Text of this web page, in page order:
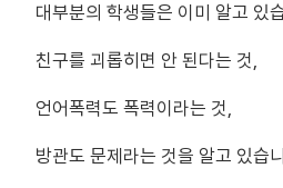
대부분의 학생들은 이미 알고 있
친구를 괴롭히면 안 된다는 것,
언어폭력도 폭력이라는 것,
방관도 문제라는 것을 알고 있습